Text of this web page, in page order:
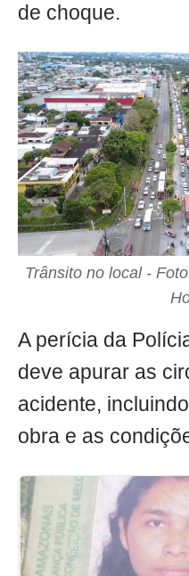
de choque.
Trânsito no local -
A perícia da
deve apurar as
acidente,
obra e as